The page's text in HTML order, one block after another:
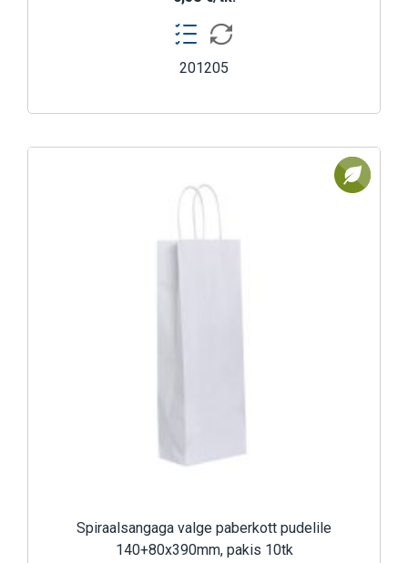
201205
Spiraalsangaga valge paberkott pudelile
140+80x390mm, pakis 10tk